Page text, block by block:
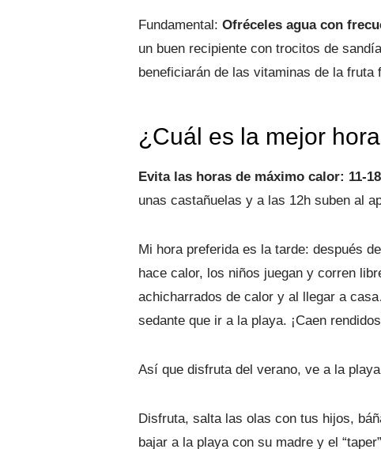
Fundamental: Ofréceles agua con
un buen recipiente con trocitos de
beneficiarán de las vitaminas de la fruta
¿Cuál es la mejor
Evita las horas de máximo calor: 11-
unas castañuelas y a las 12h suben al
Mi hora preferida es la tarde: después
hace calor, los niños juegan y corren
achicharrados de calor y al llegar a
sedante que ir a la playa. ¡Caen
Así que disfruta del verano, ve a la
Disfruta, salta las olas con tus hijos,
bajar a la playa con su madre y el